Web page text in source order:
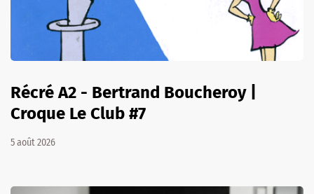
Récré A2 - Bertrand Boucheroy |
Croque Le Club #7
5 août 2026